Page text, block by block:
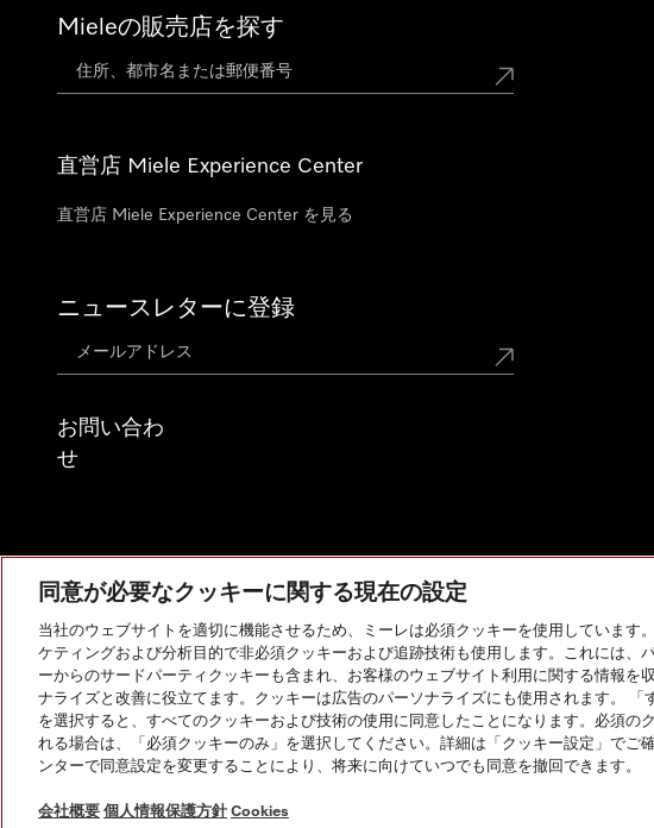
Mieleの販売店を探す
直営店 Miele Experience Center
直営店 Miele Experience Center を見る
ニュースレターに登録
お問い合わ
せ
同意が必要なクッキーに関する現在の設定
当社のウェブサイトを適切に機能させるため、ミーレは必須クッキーを使用しています
ケティングおよび分析目的で非必須クッキーおよび追跡技術も使用します。これには、
ーからのサードパーティクッキーも含まれ、お客様のウェブサイト利用に関する情報を
ナライズと改善に役立てます。クッキーは広告のパーソナライズにも使用されます。 「
を選択すると、すべてのクッキーおよび技術の使用に同意したことになります。必須の
れる場合は、「必須クッキーのみ」を選択してください。詳細は「クッキー設定」でご
ンターで同意設定を変更することにより、将来に向けていつでも同意を撤回できます。
会社概要 個人情報保護方針 Cookies